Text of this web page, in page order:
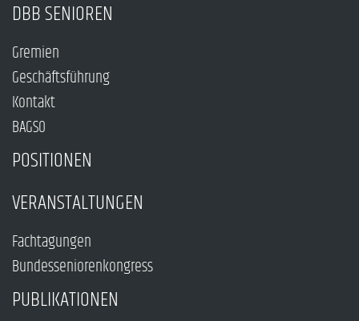
DBB SENIOREN
Gremien
Geschäftsführung
Kontakt
BAGSO
POSITIONEN
VERANSTALTUNGEN
Fachtagungen
Bundesseniorenkongress
PUBLIKATIONEN